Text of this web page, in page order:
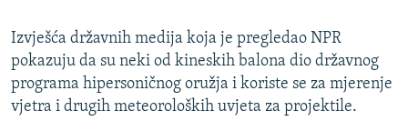
Izvješća državnih medija koja je pregledao NPR
pokazuju da su neki od kineskih balona dio državnog
programa hipersoničnog oružja i koriste se za mjerenje
vjetra i drugih meteoroloških uvjeta za projektile.